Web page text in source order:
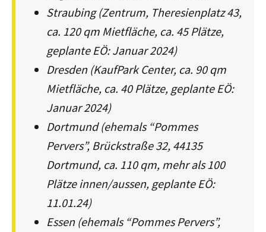
Straubing (Zentrum, Theresienplatz 43,
ca. 120 qm Mietfläche, ca. 45 Plätze,
geplante EÖ: Januar 2024)
Dresden (KaufPark Center, ca. 90 qm
Mietfläche, ca. 40 Plätze, geplante EÖ:
Januar 2024)
Dortmund (ehemals “Pommes
Pervers”, Brückstraße 32, 44135
Dortmund, ca. 110 qm, mehr als 100
Plätze innen/aussen, geplante EÖ:
11.01.24)
Essen (ehemals “Pommes Pervers”,